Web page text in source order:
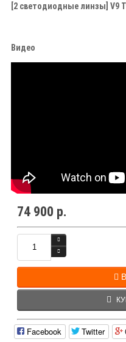
[2 светодиодные линзы] V9
Видео
74 900 р.
Facebook Twitter